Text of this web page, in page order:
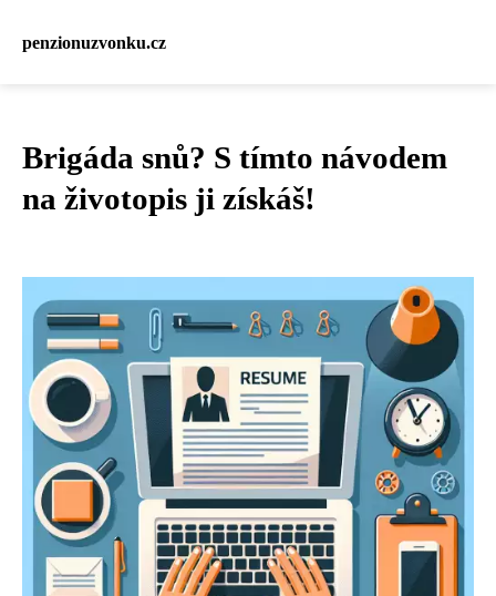
penzionuzvonku.cz
Brigáda snů? S tímto návodem
na životopis ji získáš!